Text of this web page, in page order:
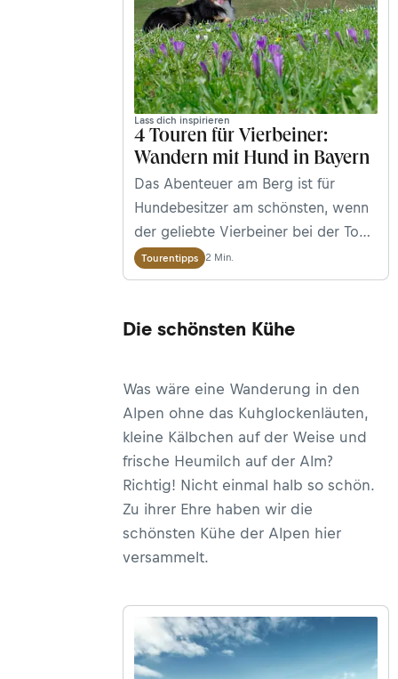
Lass dich inspirieren
4 Touren für Vierbeiner:
Wandern mit Hund in Bayern
Das Abenteuer am Berg ist für
Hundebesitzer am schönsten, wenn
der geliebte Vierbeiner bei der Tour
dabei sein kann. Andrea Obele stellt
Wanderungen für Hundeliebhaber in
Tourentipps 2 Min.
Die schönsten Kühe
Was wäre eine Wanderung in den
Alpen ohne das Kuhglockenläuten,
kleine Kälbchen auf der Weise und
frische Heumilch auf der Alm?
Richtig! Nicht einmal halb so schön.
Zu ihrer Ehre haben wir die
schönsten Kühe der Alpen hier
versammelt.